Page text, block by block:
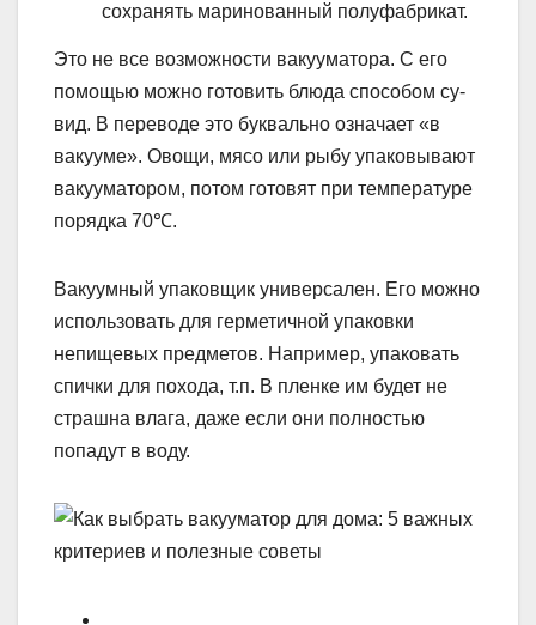
сохранять маринованный полуфабрикат.
Это не все возможности вакууматора. С его
помощью можно готовить блюда способом су-
вид. В переводе это буквально означает «в
вакууме». Овощи, мясо или рыбу упаковывают
вакууматором, потом готовят при температуре
порядка 70℃.
Вакуумный упаковщик универсален. Его можно
использовать для герметичной упаковки
непищевых предметов. Например, упаковать
спички для похода, т.п. В пленке им будет не
страшна влага, даже если они полностью
попадут в воду.